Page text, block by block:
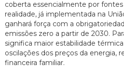
coberta essencialmente por fontes
realidade, já implementada na
ganhará força com a
emissões zero a partir de 2030.
significa maior estabilidade
oscilações dos preços da energia,
financeira familiar.